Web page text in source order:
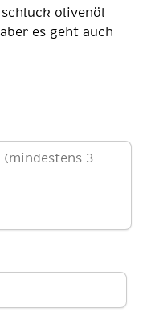
olivenöl
es geht auch